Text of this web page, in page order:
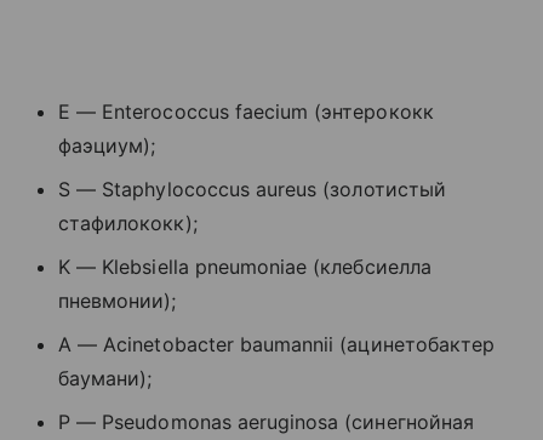
E — Enterococcus faecium (энтерококк
фаэциум);
S — Staphylococcus aureus (золотистый
стафилококк);
K — Klebsiella pneumoniae (клебсиелла
пневмонии);
A —Acinetobacter baumannii (ацинетобактер
баумани);
P — Pseudomonas aeruginosa (синегнойная